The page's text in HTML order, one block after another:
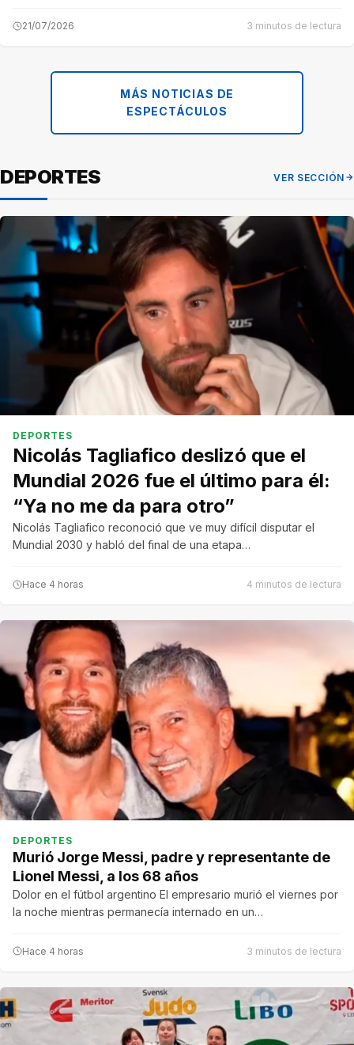
21/07/2026 3 minutos de lectura
MÁS NOTICIAS DE
ESPECTÁCULOS
DEPORTES VER SECCIÓN
DEPORTES
Nicolás Tagliafico deslizó que el
Mundial 2026 fue el último para él:
“Ya no me da para otro”
Nicolás Tagliafico reconoció que ve muy difícil disputar el
Mundial 2030 y habló del final de una etapa…
Hace 4 horas 4 minutos de lectura
DEPORTES
Murió Jorge Messi, padre y representante de
Lionel Messi, a los 68 años
Dolor en el fútbol argentino El empresario murió el viernes por
la noche mientras permanecía internado en un…
Hace 4 horas 3 minutos de lectura